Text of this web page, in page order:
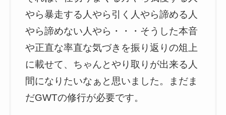
やら暴走する人やら引く人やら諦める人
やら諦めない人やら・・・そうした本音
や正直な率直な気づきを振り返りの俎上
に載せて、ちゃんとやり取りが出来る人
間になりたいなぁと思いました。まだま
だGWTの修行が必要です。